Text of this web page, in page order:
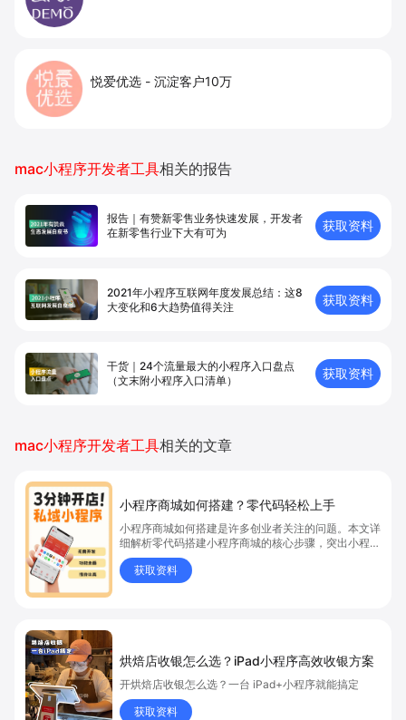
悦爱优选 - 沉淀客户10万
mac小程序开发者工具相关的报告
报告｜有赞新零售业务快速发展，开发者
在新零售⾏业下⼤有可为
获取资料
2021年小程序互联网年度发展总结：这8
大变化和6大趋势值得关注
获取资料
干货｜24个流量最大的小程序入口盘点
（文末附小程序入口清单）
获取资料
mac小程序开发者工具相关的文章
小程序商城如何搭建？零代码轻松上手
小程序商城如何搭建是许多创业者关注的问题。本文详
细解析零代码搭建小程序商城的核心步骤，突出小程序
商城、商城搭建与零代码开店优势，帮助你轻松实现商
品上架、全渠道销售及高效会员运营，快速开启线上卖
货新模式。点击获取详细操作指南！
获取资料
烘焙店收银怎么选？iPad小程序高效收银方案
开烘焙店收银怎么选？一台 iPad+小程序就能搞定
获取资料